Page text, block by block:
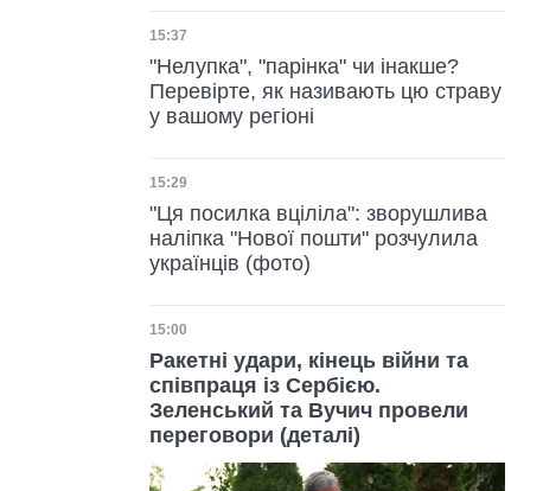
Дата публікації
15:37
"Нелупка", "парінка" чи інакше?
Перевірте, як називають цю страву
у вашому регіоні
Дата публікації
15:29
"Ця посилка вціліла": зворушлива
наліпка "Нової пошти" розчулила
українців (фото)
Дата публікації
15:00
Ракетні удари, кінець війни та
співпраця із Сербією.
Зеленський та Вучич провели
переговори (деталі)